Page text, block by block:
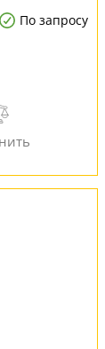
По запросу